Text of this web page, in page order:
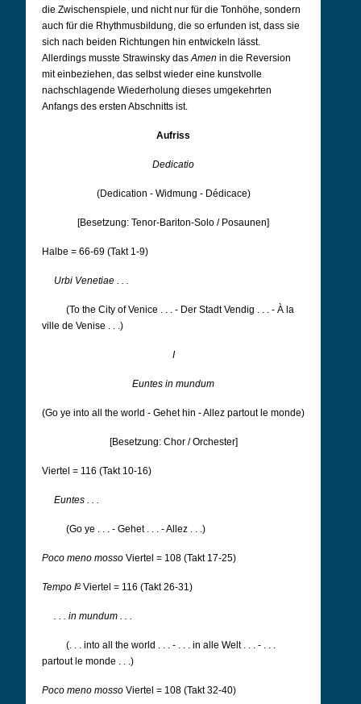
die Zwischenspiele, und nicht nur für die Tonhöhe, sondern
auch für die Rhythmusbildung, die so erfunden ist, dass sie
sich nach beiden Richtungen hin entwickeln lässt.
Allerdings musste Strawinsky dasAmen in die Reversion
mit einbeziehen, das selbst wieder eine kunstvolle
nachschlagende Wiederholung dieses umgekehrten
Anfangs des ersten Abschnitts ist.
Aufriss
Dedicatio
(Dedication - Widmung - Dédicace)
[Besetzung: Tenor-Bariton-Solo / Posaunen]
Halbe = 66-69 (Takt 1-9)
Urbi Venetiae . . .
(To the City of Venice . . . - Der Stadt Vendig . . . - À la
ville de Venise . . .)
I
Euntes in mundum
(Go ye into all the world - Gehet hin - Allez partout le monde)
[Besetzung: Chor / Orchester]
Viertel = 116 (Takt 10-16)
Euntes . . .
(Go ye . . . - Gehet . . . - Allez . . .)
Poco meno mosso Viertel = 108 (Takt 17-25)
Tempo Io Viertel = 116 (Takt 26-31)
. . . in mundum . . .
(. . . into all the world . . . - . . . in alle Welt . . . - . . .
partout le monde . . .)
Poco meno mosso Viertel = 108 (Takt 32-40)